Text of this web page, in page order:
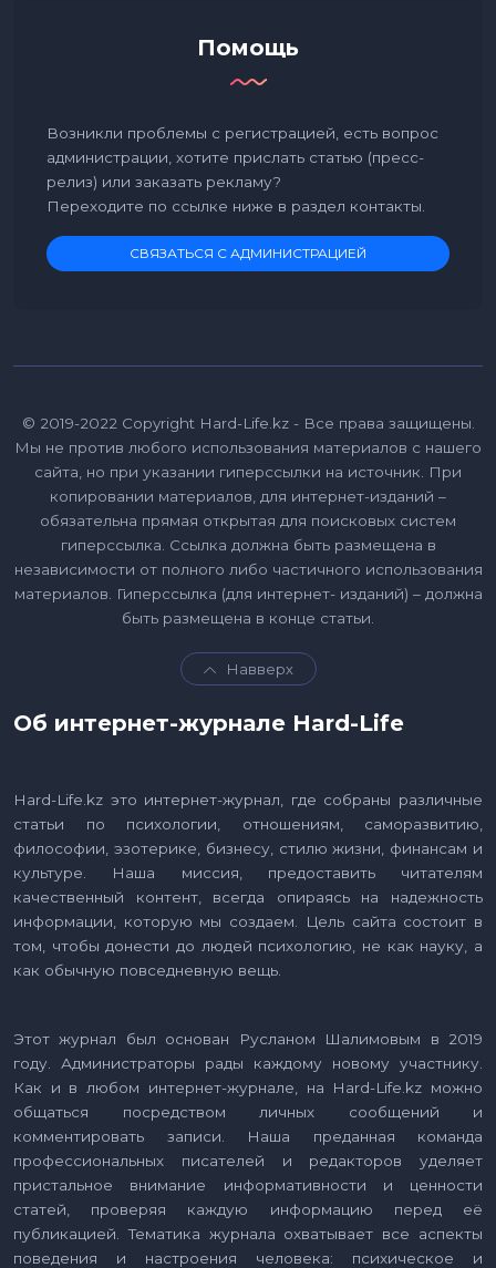
Помощь
Возникли проблемы с регистрацией, есть вопрос
администрации, хотите прислать статью (пресс-
релиз) или заказать рекламу?
Переходите по ссылке ниже в раздел контакты.
СВЯЗАТЬСЯ С АДМИНИСТРАЦИЕЙ
© 2019-2022 Copyright Hard-Life.kz - Все права защищены.
Мы не против любого использования материалов с нашего
сайта, но при указании гиперссылки на источник. При
копировании материалов, для интернет-изданий –
обязательна прямая открытая для поисковых систем
гиперссылка. Ссылка должна быть размещена в
независимости от полного либо частичного использования
материалов. Гиперссылка (для интернет- изданий) – должна
быть размещена в конце статьи.
Навверх
Об интернет-журнале Hard-Life
Hard-Life.kz это интернет-журнал, где собраны различные
статьи по психологии, отношениям, саморазвитию,
философии, эзотерике, бизнесу, стилю жизни, финансам и
культуре. Наша миссия, предоставить читателям
качественный контент, всегда опираясь на надежность
информации, которую мы создаем. Цель сайта состоит в
том, чтобы донести до людей психологию, не как науку, а
как обычную повседневную вещь.
Этот журнал был основан Русланом Шалимовым в 2019
году. Администраторы рады каждому новому участнику.
Как и в любом интернет-журнале, на Hard-Life.kz можно
общаться посредством личных сообщений и
комментировать записи. Наша преданная команда
профессиональных писателей и редакторов уделяет
пристальное внимание информативности и ценности
статей, проверяя каждую информацию перед её
публикацией. Тематика журнала охватывает все аспекты
поведения и настроения человека: психическое и